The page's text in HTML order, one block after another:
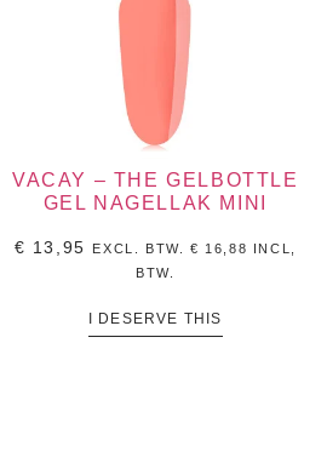
VACAY – THE GELBOTTLE
GEL NAGELLAK MINI
€ 13,95 EXCL. BTW.€ 16,88 INCL,
BTW.
I DESERVE THIS